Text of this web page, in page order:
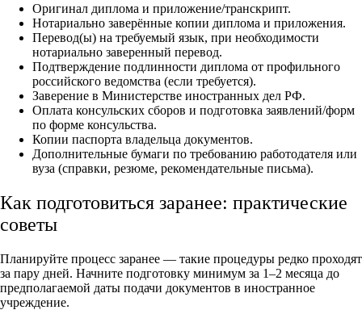
Оригинал диплома и приложение/транскрипт.
Нотариально заверённые копии диплома и приложения.
Перевод(ы) на требуемый язык, при необходимости
нотариально заверенный перевод.
Подтверждение подлинности диплома от профильного
российского ведомства (если требуется).
Заверение в Министерстве иностранных дел РФ.
Оплата консульских сборов и подготовка заявлений/форм
по форме консульства.
Копии паспорта владельца документов.
Дополнительные бумаги по требованию работодателя или
вуза (справки, резюме, рекомендательные письма).
Как подготовиться заранее: практические
советы
Планируйте процесс заранее — такие процедуры редко проходят
за пару дней. Начните подготовку минимум за 1–2 месяца до
предполагаемой даты подачи документов в иностранное
учреждение.